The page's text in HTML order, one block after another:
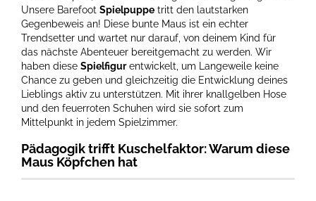
Unsere Barefoot Spielpuppe tritt den lautstarken
Gegenbeweis an! Diese bunte Maus ist ein echter
Trendsetter und wartet nur darauf, von deinem Kind für
das nächste Abenteuer bereitgemacht zu werden. Wir
haben diese Spielfigurentwickelt, um Langeweile keine
Chance zu geben und gleichzeitig die Entwicklung deines
Lieblings aktiv zu unterstützen. Mit ihrer knallgelben Hose
und den feuerroten Schuhen wird sie sofort zum
Mittelpunkt in jedem Spielzimmer.
Pädagogik trifft Kuschelfaktor: Warum diese
Maus Köpfchen hat